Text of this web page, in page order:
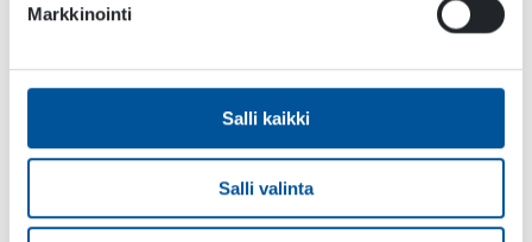
Markkinointi
Salli kaikki
Salli valinta
lisävarustevalikoima
HMAG PRO Hydraulic Magnetissa on runsaasti
erinomaisia lisävarusteita. HMAG PRO -mallin
vakiovarusteena on nostoketju. Ketju on hyvä
vapaasti, jolloin on helppo kerätä pieniä
metallipaloja suuremmalta alueelta.